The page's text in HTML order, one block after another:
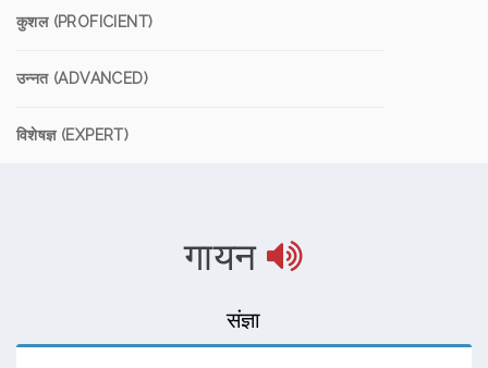
कुशल (PROFICIENT)
उन्नत (ADVANCED)
विशेषज्ञ (EXPERT)
गायन
संज्ञा